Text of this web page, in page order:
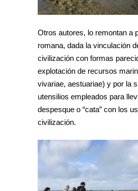
Otros autores, lo remontan a
romana, dada la vinculación
civilización con formas
explotación de recursos
vivariae, aestuariae) y por la
utensilios empleados para
despesque o “cata” con los
civilización.